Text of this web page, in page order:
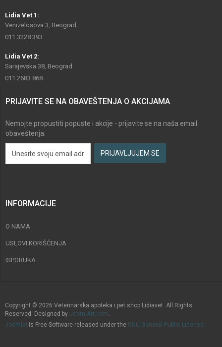
Lidia Vet 1:
Venizelosova 3, Beograd
011 3228 393
Lidia Vet 2:
Sarajevska 38, Beograd
011 2683 868
PRIJAVITE SE NA OBAVEŠTENJA O AKCIJAMA
Nemojte propustiti popuste i akcije - prijavite se na naša email
obaveštenja.
INFORMACIJE
O NAMA
USLOVI KORIŠĆENJA
ISPORUKA
Copyright © 2026 Veterinarska apoteka i pet shop Lidiavet. All Rights
Reserved. Designed by JoomlArt.com.
Joomla! is Free Software released under the GNU General Public License.